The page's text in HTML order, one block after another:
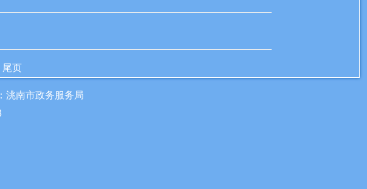
尾页
洮南市政务服务局